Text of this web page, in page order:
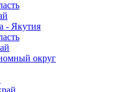
- Якутия
округ